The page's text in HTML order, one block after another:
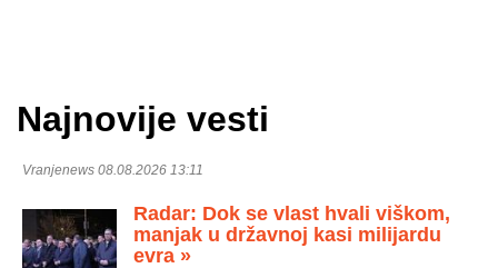
Najnovije vesti
Vranjenews 08.08.2026 13:11
Radar: Dok se vlast hvali viškom,
manjak u državnoj kasi milijardu
evra »